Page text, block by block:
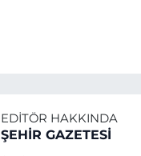
EDITÖR HAKKINDA
ŞEHİR GAZETESİ